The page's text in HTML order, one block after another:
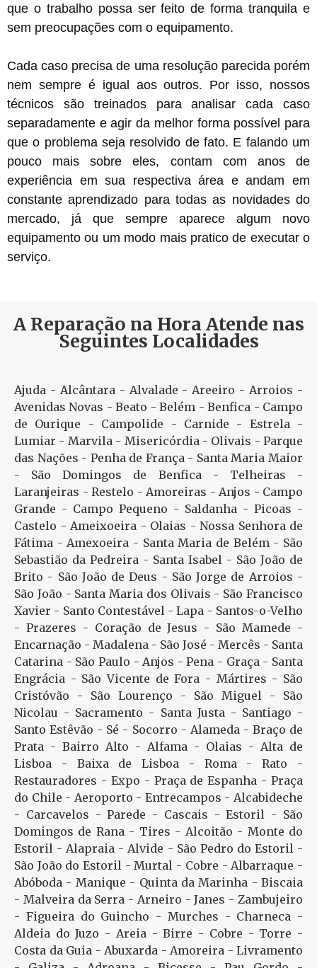
que o trabalho possa ser feito de forma tranquila e
sem preocupações com o equipamento.
Cada caso precisa de uma resolução parecida porém
nem sempre é igual aos outros. Por isso, nossos
técnicos são treinados para analisar cada caso
separadamente e agir da melhor forma possível para
que o problema seja resolvido de fato. E falando um
pouco mais sobre eles, contam com anos de
experiência em sua respectiva área e andam em
constante aprendizado para todas as novidades do
mercado, já que sempre aparece algum novo
equipamento ou um modo mais pratico de executar o
serviço.
A Reparação na Hora Atende nas
Seguintes Localidades
Ajuda - Alcântara - Alvalade - Areeiro - Arroios -
Avenidas Novas - Beato - Belém - Benfica - Campo
de Ourique - Campolide - Carnide - Estrela -
Lumiar - Marvila - Misericórdia - Olivais - Parque
das Nações - Penha de França - Santa Maria Maior
- São Domingos de Benfica - Telheiras -
Laranjeiras - Restelo - Amoreiras - Anjos - Campo
Grande - Campo Pequeno - Saldanha - Picoas -
Castelo - Ameixoeira - Olaias - Nossa Senhora de
Fátima - Amexoeira - Santa Maria de Belém - São
Sebastião da Pedreira - Santa Isabel - São João de
Brito - São João de Deus - São Jorge de Arroios -
São João - Santa Maria dos Olivais - São Francisco
Xavier - Santo Contestável - Lapa - Santos-o-Velho
- Prazeres - Coração de Jesus - São Mamede -
Encarnação - Madalena - São José - Mercês - Santa
Catarina - São Paulo - Anjos - Pena - Graça - Santa
Engrácia - São Vicente de Fora - Mártires - São
Cristóvão - São Lourenço - São Miguel - São
Nicolau - Sacramento - Santa Justa - Santiago -
Santo Estêvão - Sé - Socorro - Alameda - Braço de
Prata - Bairro Alto - Alfama - Olaias - Alta de
Lisboa - Baixa de Lisboa - Roma - Rato -
Restauradores - Expo - Praça de Espanha - Praça
do Chile - Aeroporto - Entrecampos - Alcabideche
- Carcavelos - Parede - Cascais - Estoril - São
Domingos de Rana - Tires - Alcoitão - Monte do
Estoril - Alapraia - Alvide - São Pedro do Estoril -
São João do Estoril - Murtal - Cobre - Albarraque -
Abóboda - Manique - Quinta da Marinha - Biscaia
- Malveira da Serra - Arneiro - Janes - Zambujeiro
- Figueira do Guincho - Murches - Charneca -
Aldeia do Juzo - Areia - Birre - Cobre - Torre -
Costa da Guia - Abuxarda - Amoreira - Livramento